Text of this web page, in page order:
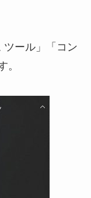
ツール」「コン
。